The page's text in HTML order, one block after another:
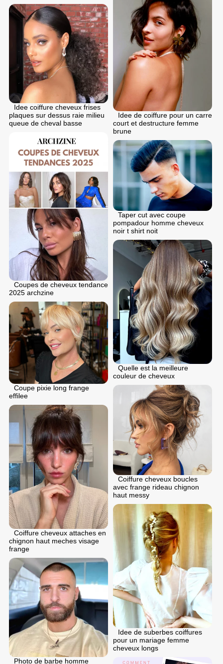
Idee de coiffure pour un carre
court et destructure femme
brune
Idee coiffure cheveux frises
plaques sur dessus raie milieu
queue de cheval basse
Coupes de cheveux tendance
2025 archzine
Taper cut avec coupe
pompadour homme cheveux
noir t shirt noit
Quelle est la meilleure
couleur de cheveux
Coupe pixie long frange
effilee
Coiffure cheveux boucles
avec frange rideau chignon
haut messy
Coiffure cheveux attaches en
chignon haut meches visage
frange
Idee de suberbes coiffures
pour un mariage femme
cheveux longs
Photo de barbe homme